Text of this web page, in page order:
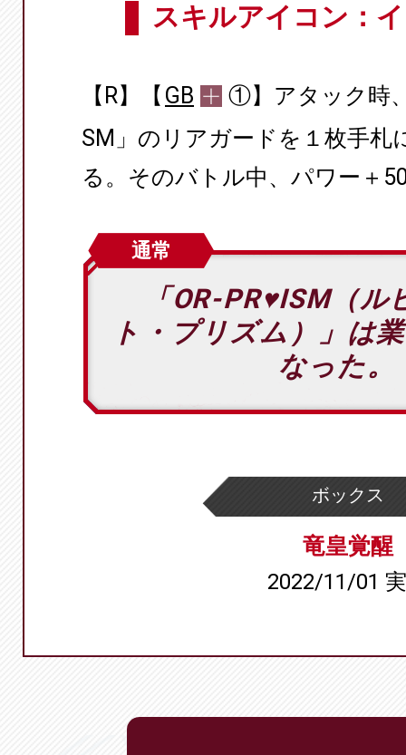
スキルアイコン：
【R】【 GB
①】アタック時
SM」のリアガードを１枚手札
る。そのバトル中、パワー＋
通常
「OR-PR♥ISM（
ト・プリズム）」は
なった。
ボックス
竜皇覚醒
2022/11/01